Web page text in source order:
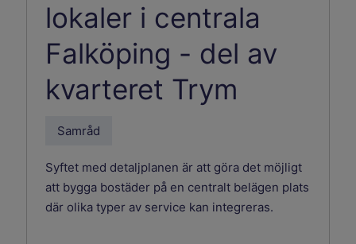
lokaler i centrala
Falköping - del av
kvarteret Trym
Samråd
Syftet med detaljplanen är att göra det möjligt
att bygga bostäder på en centralt belägen plats
där olika typer av service kan integreras.